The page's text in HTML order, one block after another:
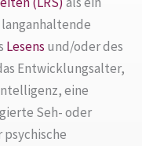
Lesens und/oder des
Entwicklungsalter,
eine
Seh- oder